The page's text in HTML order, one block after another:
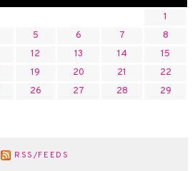
1
5 6 7
8
12 13 14
15
19 20 21
22
26 27 28
29
RSS/FEEDS